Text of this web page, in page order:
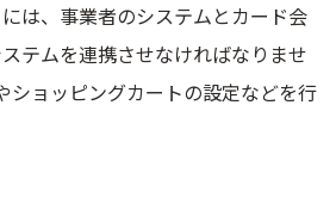
は、事業者のシステムとカード会
テムを連携させなければなりませ
ショッピングカートの設定などを行